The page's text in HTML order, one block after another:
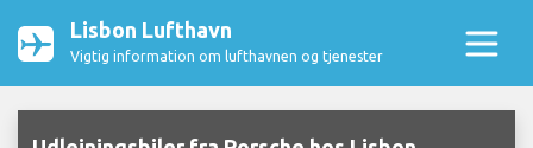
Lisbon Lufthavn
Vigtig information om lufthavnen og tjenester